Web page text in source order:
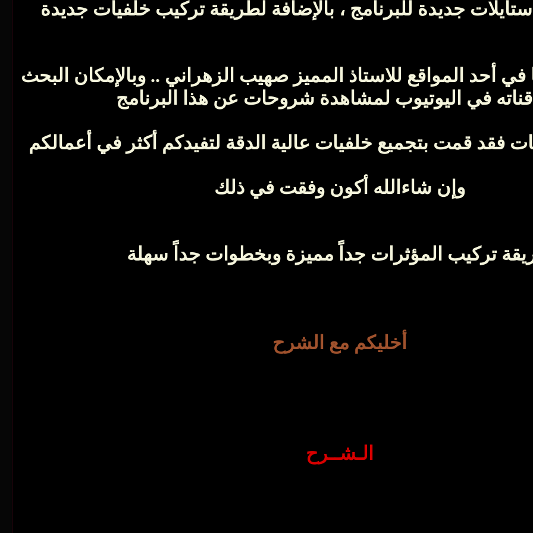
جديدة للبرنامج ، بالإضافة لطريقة تركيب خلفيات جديدة
في أحد المواقع للاستاذ المميز صهيب الزهراني .. وبالإمكان البحث
في اليوتيوب لمشاهدة شروحات عن هذا البرنامج
فقد قمت بتجميع خلفيات عالية الدقة لتفيدكم أكثر في أعمالكم
وإن شاءالله أكون وفقت في ذلك
تركيب المؤثرات جداً مميزة وبخطوات جداً سهلة
أخليكم مع الشرح
الـشــرح